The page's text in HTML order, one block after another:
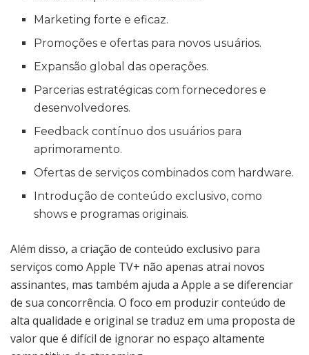
Marketing forte e eficaz.
Promoções e ofertas para novos usuários.
Expansão global das operações.
Parcerias estratégicas com fornecedores e
desenvolvedores.
Feedback contínuo dos usuários para
aprimoramento.
Ofertas de serviços combinados com hardware.
Introdução de conteúdo exclusivo, como
shows e programas originais.
Além disso, a criação de conteúdo exclusivo para
serviços como Apple TV+ não apenas atrai novos
assinantes, mas também ajuda a Apple a se diferenciar
de sua concorrência. O foco em produzir conteúdo de
alta qualidade e original se traduz em uma proposta de
valor que é difícil de ignorar no espaço altamente